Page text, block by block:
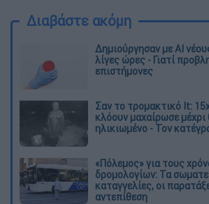
Διαβάστε ακόμη
Δημιούργησαν με AI
λίγες ώρες - Γιατί
επιστήμονες
Σαν το τρομακτικό It:
κλόουν μαχαίρωσε
ηλικιωμένο - Τον
«Πόλεμος» για τους
δρομολογίων: Τα
καταγγελίες, οι
αντεπίθεση